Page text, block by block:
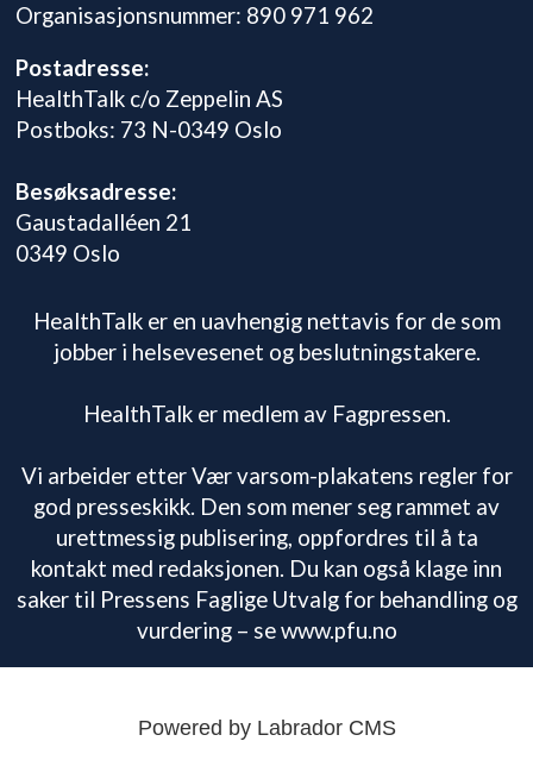
Organisasjonsnummer: 890 971 962
Postadresse:
HealthTalk c/o Zeppelin AS
Postboks: 73 N-0349 Oslo
Besøksadresse:
Gaustadalléen 21
0349 Oslo
HealthTalk er en uavhengig nettavis for de som
jobber i helsevesenet og beslutningstakere.
HealthTalk er medlem av Fagpressen.
Vi arbeider etter Vær varsom-plakatens regler for
god presseskikk. Den som mener seg rammet av
urettmessig publisering, oppfordres til å ta
kontakt med redaksjonen. Du kan også klage inn
saker til Pressens Faglige Utvalg for behandling og
vurdering – se www.pfu.no
Powered by Labrador CMS